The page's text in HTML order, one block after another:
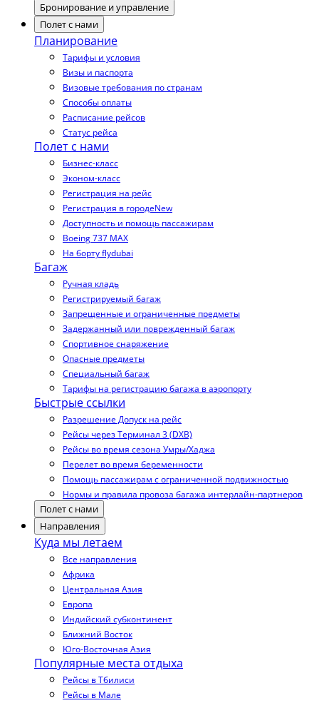
Бронирование и управление
Полет с нами
Планирование
Тарифы и условия
Визы и паспорта
Визовые требования по странам
Способы оплаты
Расписание рейсов
Статус рейса
Полет с нами
Бизнес-класс
Эконом-класс
Регистрация на рейс
Регистрация в городеNew
Доступность и помощь пассажирам
Boeing 737 MAX
На борту flydubai
Багаж
Ручная кладь
Регистрируемый багаж
Запрещенные и ограниченные предметы
Задержанный или поврежденный багаж
Спортивное снаряжение
Опасные предметы
Специальный багаж
Тарифы на регистрацию багажа в аэропорту
Быстрые ссылки
Разрешение Допуск на рейс
Рейсы через Терминал 3 (DXB)
Рейсы во время сезона Умры/Хаджа
Перелет во время беременности
Помощь пассажирам с ограниченной подвижностью
Нормы и правила провоза багажа интерлайн-партнеров
Полет с нами
Направления
Куда мы летаем
Все направления
Африка
Центральная Азия
Европа
Индийский субконтинент
Ближний Восток
Юго-Восточная Азия
Популярные места отдыха
Рейсы в Тбилиси
Рейсы в Мале